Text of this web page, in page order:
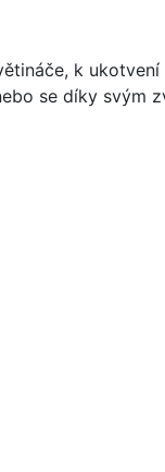
k
se díky svým